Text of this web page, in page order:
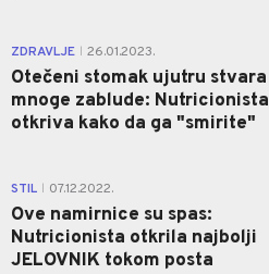
ZDRAVLJE 26.01.2023.
Otečeni stomak ujutru stvara
mnoge zablude: Nutricionista
otkriva kako da ga "smirite"
STIL 07.12.2022.
Ove namirnice su spas:
Nutricionista otkrila najbolji
JELOVNIK tokom posta